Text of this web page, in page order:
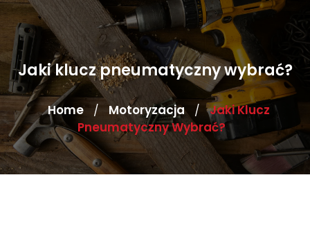
Jaki klucz pneumatyczny wybrać?
Home / Motoryzacja /
Jaki Klucz
Pneumatyczny Wybrać?